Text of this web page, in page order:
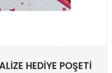
HEDİYE POŞETİ